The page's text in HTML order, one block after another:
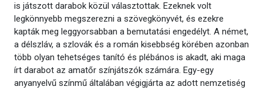
is játszott darabok közül választottak. Ezeknek volt
legkönnyebb megszerezni a szövegkönyvét, és ezekre
kapták meg leggyorsabban a bemutatási engedélyt. A német,
a délszláv, a szlovák és a román kisebbség körében azonban
több olyan tehetséges tanító és plébános is akadt, aki maga
írt darabot az amatőr színjátszók számára. Egy-egy
anyanyelvű színmű általában végigjárta az adott nemzetiség